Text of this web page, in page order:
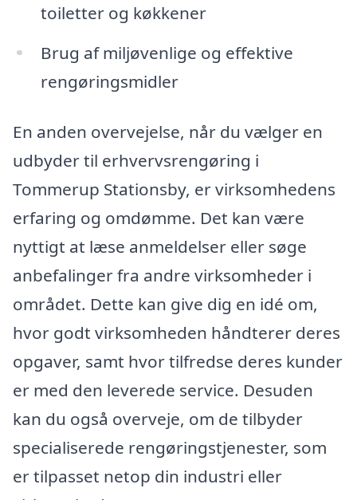
toiletter og køkkener
Brug af miljøvenlige og effektive
rengøringsmidler
En anden overvejelse, når du vælger en
udbyder til erhvervsrengøring i
Tommerup Stationsby, er virksomhedens
erfaring og omdømme. Det kan være
nyttigt at læse anmeldelser eller søge
anbefalinger fra andre virksomheder i
området. Dette kan give dig en idé om,
hvor godt virksomheden håndterer deres
opgaver, samt hvor tilfredse deres kunder
er med den leverede service. Desuden
kan du også overveje, om de tilbyder
specialiserede rengøringstjenester, som
er tilpasset netop din industri eller